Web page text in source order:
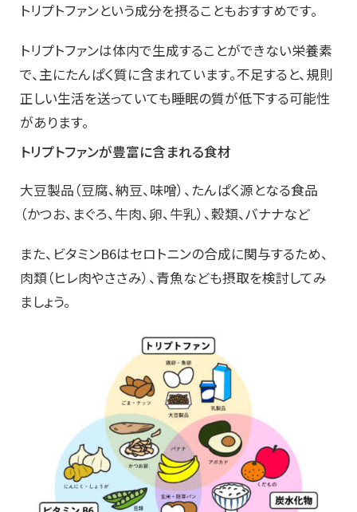
トリプトファンという成分を摂ることもおすすめです。
トリプトファンは体内で生成することができない栄養素
で、主にたんぱく質に含まれています。不足すると、規則
正しい生活を送っていても睡眠の質が低下する可能性
があります。
トリプトファンが豊富に含まれる食材
大豆製品（豆腐、納豆、味噌）、たんぱく源となる食品
（かつお、まぐろ、牛肉、卵、牛乳）、穀類、バナナなど
また、ビタミンB6はセロトニンの合成に関与するため、
肉類（ヒレ肉やささみ）、青魚なども摂取を検討してみ
ましょう。